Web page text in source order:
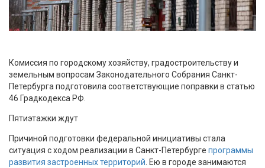
Комиссия по городскому хозяйству, градостроительству и
земельным вопросам Законодательного Собрания Санкт-
Петербурга подготовила соответствующие поправки в статью
46 Градкодекса РФ.
Пятиэтажки ждут
Причиной подготовки федеральной инициативы стала
ситуация с ходом реализации в Санкт-Петербурге программы
развития застроенных территорий . Ею в городе занимаются